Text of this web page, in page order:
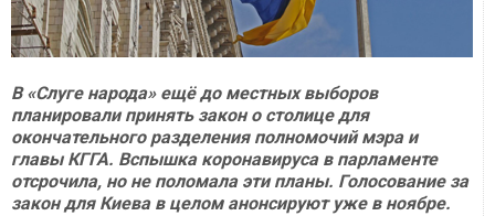
В «Слуге народа» ещё до местных выборов
планировали принять закон о столице для
окончательного разделения полномочий мэра и
главы КГГА. Вспышка коронавируса в парламенте
отсрочила, но не поломала эти планы. Голосование за
закон для Киева в целом анонсируют уже в ноябре.